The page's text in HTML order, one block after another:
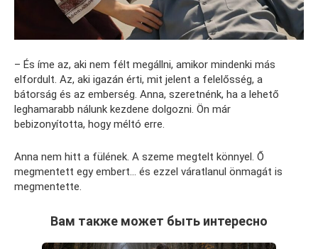
– És íme az, aki nem félt megállni, amikor mindenki más
elfordult. Az, aki igazán érti, mit jelent a felelősség, a
bátorság és az emberség. Anna, szeretnénk, ha a lehető
leghamarabb nálunk kezdene dolgozni. Ön már
bebizonyította, hogy méltó erre.
Anna nem hitt a fülének. A szeme megtelt könnyel. Ő
megmentett egy embert… és ezzel váratlanul önmagát is
megmentette.
Вам также может быть интересно